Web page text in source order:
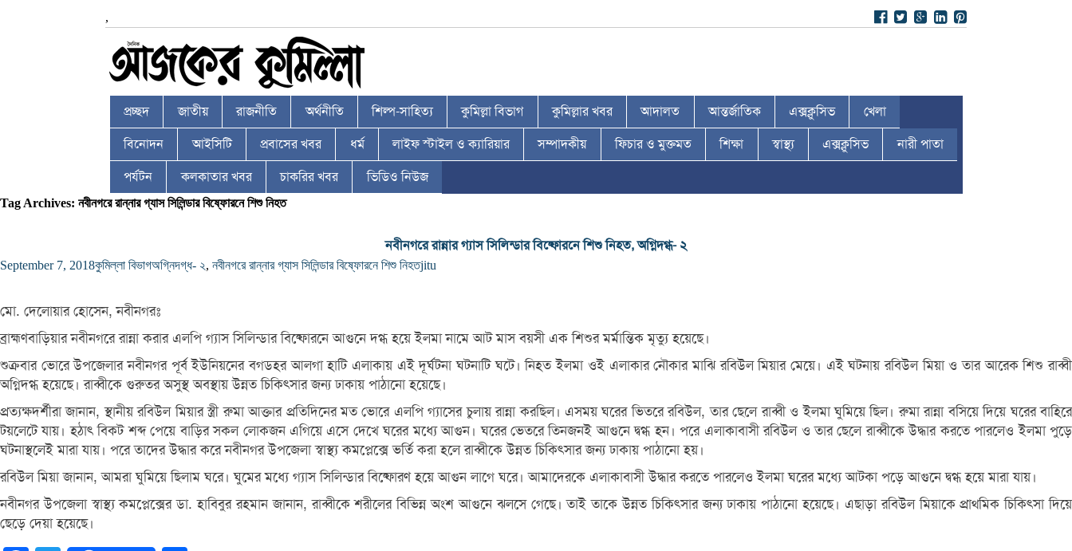
,
প্রচ্ছদ জাতীয় রাজনীতি অর্থনীতি শিল্প-সাহিত্য কুমিল্লা বিভাগ কুমিল্লার খবর আদালত আন্তর্জাতিক এক্সক্লুসিভ খেলা
বিনোদন আইসিটি প্রবাসের খবর ধর্ম লাইফ স্টাইল ও ক্যারিয়ার সম্পাদকীয় ফিচার ও মুক্তমত শিক্ষা স্বাস্থ্য এক্সক্লুসিভ নারী পাতা
পর্যটন কলকাতার খবর চাকরির খবর ভিডিও নিউজ
Tag Archives: নবীনগরে রান্নার গ্যাস সিলিন্ডার বিষ্ফোরনে শিশু নিহত
নবীনগরে রান্নার গ্যাস সিলিন্ডার বিষ্ফোরনে শিশু নিহত, অগ্নিদগ্ধ- ২
September 7, 2018কুমিল্লা বিভাগঅগ্নিদগ্ধ- ২, নবীনগরে রান্নার গ্যাস সিলিন্ডার বিষ্ফোরনে শিশু নিহতjitu
মো. দেলোয়ার হোসেন, নবীনগরঃ
ব্রাহ্মণবাড়িয়ার নবীনগরে রান্না করার এলপি গ্যাস সিলিন্ডার বিষ্ফোরনে আগুনে দগ্ধ হয়ে ইলমা নামে আট মাস বয়সী এক শিশুর মর্মান্তিক মৃত্যু হয়েছে।
শুক্রবার ভোরে উপজেলার নবীনগর পূর্ব ইউনিয়নের বগডহর আলগা হাটি এলাকায় এই দূর্ঘটনা ঘটনাটি ঘটে। নিহত ইলমা ওই এলাকার নৌকার মাঝি রবিউল মিয়ার মেয়ে। এই ঘটনায় রবিউল মিয়া ও তার আরেক শিশু রাব্বী
অগ্নিদগ্ধ হয়েছে। রাব্বীকে গুরুতর অসুস্থ অবস্থায় উন্নত চিকিৎসার জন্য ঢাকায় পাঠানো হয়েছে।
প্রত্যক্ষদর্শীরা জানান, স্থানীয় রবিউল মিয়ার স্ত্রী রুমা আক্তার প্রতিদিনের মত ভোরে এলপি গ্যাসের চুলায় রান্না করছিল। এসময় ঘরের ভিতরে রবিউল, তার ছেলে রাব্বী ও ইলমা ঘুমিয়ে ছিল। রুমা রান্না বসিয়ে দিয়ে ঘরের বাহিরে
টয়লেটে যায়। হঠাৎ বিকট শব্দ পেয়ে বাড়ির সকল লোকজন এগিয়ে এসে দেখে ঘরের মধ্যে আগুন। ঘরের ভেতরে তিনজনই আগুনে দ্বগ্ধ হন। পরে এলাকাবাসী রবিউল ও তার ছেলে রাব্বীকে উদ্ধার করতে পারলেও ইলমা পুড়ে
ঘটনাস্থলেই মারা যায়। পরে তাদের উদ্ধার করে নবীনগর উপজেলা স্বাস্থ্য কমপ্লেক্সে ভর্তি করা হলে রাব্বীকে উন্নত চিকিৎসার জন্য ঢাকায় পাঠানো হয়।
রবিউল মিয়া জানান, আমরা ঘুমিয়ে ছিলাম ঘরে। ঘুমের মধ্যে গ্যাস সিলিন্ডার বিষ্ফোরণ হয়ে আগুন লাগে ঘরে। আমাদেরকে এলাকাবাসী উদ্ধার করতে পারলেও ইলমা ঘরের মধ্যে আটকা পড়ে আগুনে দ্বগ্ধ হয়ে মারা যায়।
নবীনগর উপজেলা স্বাস্থ্য কমপ্লেক্সের ডা. হাবিবুর রহমান জানান, রাব্বীকে শরীলের বিভিন্ন অংশ আগুনে ঝলসে গেছে। তাই তাকে উন্নত চিকিৎসার জন্য ঢাকায় পাঠানো হয়েছে। এছাড়া রবিউল মিয়াকে প্রাথমিক চিকিৎসা দিয়ে
ছেড়ে দেয়া হয়েছে।